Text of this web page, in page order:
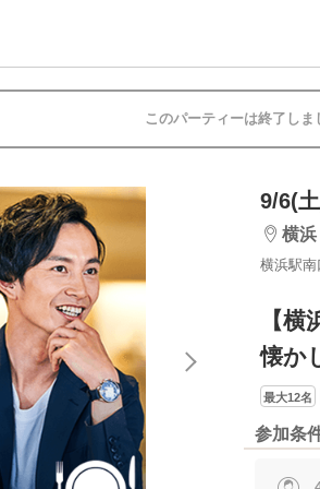
このパーティーは終了しま
9/6(
横浜
横浜駅南
【
懐か
最大12名
参加条